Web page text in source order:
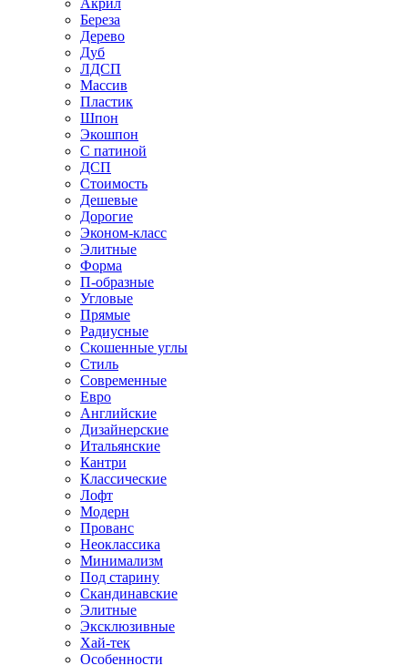
Акрил
Береза
Дерево
Дуб
ЛДСП
Массив
Пластик
Шпон
Экошпон
С патиной
ДСП
Стоимость
Дешевые
Дорогие
Эконом-класс
Элитные
Форма
П-образные
Угловые
Прямые
Радиусные
Скошенные углы
Стиль
Современные
Евро
Английские
Дизайнерские
Итальянские
Кантри
Классические
Лофт
Модерн
Прованс
Неоклассика
Минимализм
Под старину
Скандинавские
Элитные
Эксклюзивные
Хай-тек
Особенности